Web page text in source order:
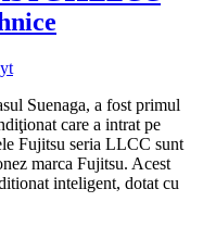
Suenaga, a fost primul
care a intrat pe
Fujitsu seria LLCC sunt
marca Fujitsu. Acest
inteligent, dotat cu